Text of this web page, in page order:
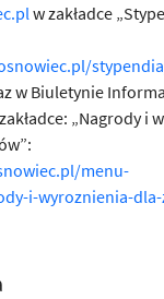
w zakładce
w Biuletynie
„Nagrody i
menu-
i-wyroznienia-